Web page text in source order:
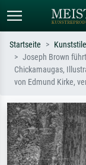
Suchen Sie nach
Sternennacht,
Hokusai,
Startseite Kunststile
Joseph Brown
Chickamaugas,
von Edmund Kirke,